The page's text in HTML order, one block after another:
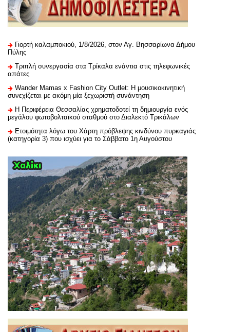
Γιορτή καλαμποκιού, 1/8/2026, στον Αγ. Βησσαρίωνα Δήμου
Πύλης
Τριπλή συνεργασία στα Τρίκαλα ενάντια στις τηλεφωνικές
απάτες
Wander Mamas x Fashion City Outlet: Η μουσικοκινητική
συνεχίζεται με ακόμη μία ξεχωριστή συνάντηση
H Περιφέρεια Θεσσαλίας χρηματοδοτεί τη δημιουργία ενός
μεγάλου φωτοβολταϊκού σταθμού στο Διαλεκτό Τρικάλων
Ετοιμότητα λόγω του Χάρτη πρόβλεψης κινδύνου πυρκαγιάς
(κατηγορία 3) που ισχύει για το Σάββατο 1η Αυγούστου